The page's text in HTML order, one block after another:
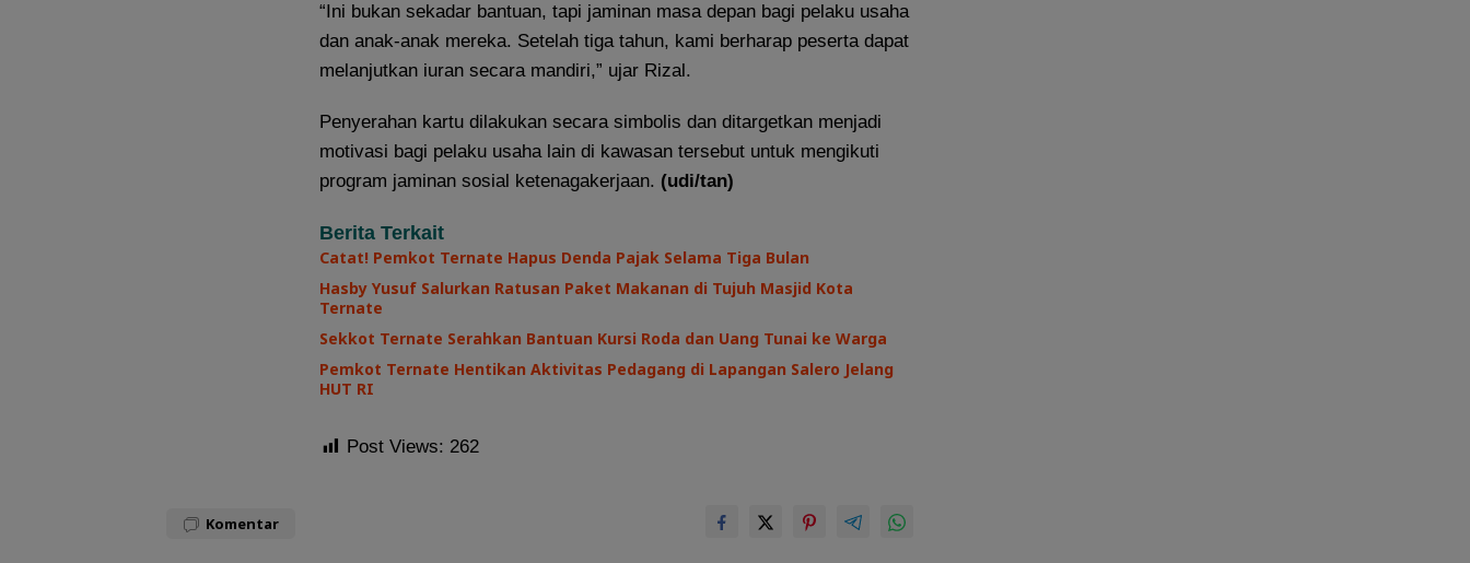
“Ini bukan sekadar bantuan, tapi jaminan masa depan bagi pelaku usaha
dan anak-anak mereka. Setelah tiga tahun, kami berharap peserta dapat
melanjutkan iuran secara mandiri,” ujar Rizal.
Penyerahan kartu dilakukan secara simbolis dan ditargetkan menjadi
motivasi bagi pelaku usaha lain di kawasan tersebut untuk mengikuti
program jaminan sosial ketenagakerjaan. (udi/tan)
Berita Terkait
Catat! Pemkot Ternate Hapus Denda Pajak Selama Tiga Bulan
Hasby Yusuf Salurkan Ratusan Paket Makanan di Tujuh Masjid Kota
Ternate
Sekkot Ternate Serahkan Bantuan Kursi Roda dan Uang Tunai ke Warga
Pemkot Ternate Hentikan Aktivitas Pedagang di Lapangan Salero Jelang
HUT RI
Post Views: 262
Komentar